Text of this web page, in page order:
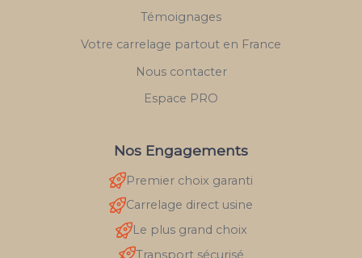
Témoignages
Votre carrelage partout en France
Nous contacter
Espace PRO
Nos Engagements
Premier choix garanti
Carrelage direct usine
Le plus grand choix
Transport sécurisé